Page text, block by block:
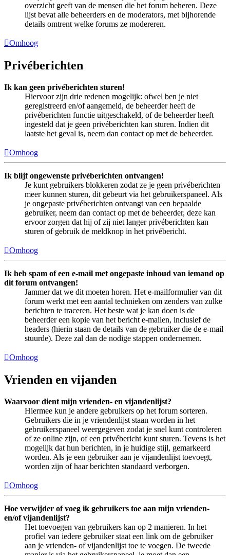
overzicht geeft van de mensen die het forum beheren. Deze
lijst bevat alle beheerders en de moderators, met bijhorende
details omtrent welke forums ze modereren.
Omhoog
Privéberichten
Ik kan geen privéberichten sturen!
Hiervoor zijn drie redenen mogelijk: ofwel ben je niet
geregistreerd en/of aangemeld, de beheerder heeft de
privéberichten functie uitgeschakeld, of de beheerder heeft
ingesteld dat je geen privéberichten kan sturen. Indien dit
laatste het geval is, neem dan contact op met de beheerder.
Omhoog
Ik blijf ongewenste privéberichten ontvangen!
Je kunt gebruikers blokkeren zodat ze je geen privéberichten
meer kunnen sturen, dit gebeurt via het gebruikerspaneel. Als
je ongepaste privéberichten ontvangt van een bepaalde
gebruiker, neem dan contact op met de beheerder, deze kan
ervoor zorgen dat hij of zij niet langer privéberichten kan
sturen of gebruik de meldknop in het privébericht.
Omhoog
Ik heb spam of een e-mail met ongepaste inhoud van iemand op
dit forum ontvangen!
Jammer dat we dit moeten horen. Het e-mailformulier van dit
forum werkt met een aantal technieken om zenders van zulke
berichten te traceren. Het beste wat je kan doen is de
beheerder een kopie van het bericht e-mailen, inclusief de
headers (hierin staan de details van de gebruiker die de e-mail
stuurde). Deze zal dan de nodige stappen ondernemen.
Omhoog
Vrienden en vijanden
Waarvoor dient mijn vrienden- en vijandenlijst?
Hiermee kun je andere gebruikers op het forum sorteren.
Gebruikers die in je vriendenlijst staan worden in het
gebruikerspaneel weergegeven zodat je snel kunt controleren
of ze online zijn, of een privébericht kunt sturen. Tevens is het
mogelijk dat hun berichten, in je huidige stijl, gemarkeerd
worden. Als je een gebruiker aan je vijandenlijst toevoegt,
worden zijn of haar berichten standaard verborgen.
Omhoog
Hoe verwijder of voeg ik gebruikers toe aan mijn vrienden-
en/of vijandenlijst?
Het toevoegen van gebruikers kan op 2 manieren. In het
profiel van iedere gebruiker staat een link om de gebruiker
aan je vrienden- of vijandenlijst toe te voegen. De tweede